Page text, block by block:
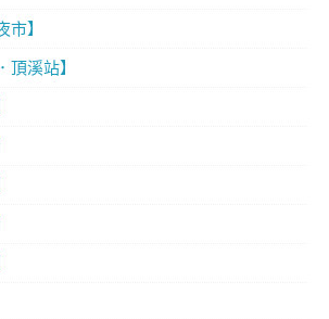
市】
頂溪站】